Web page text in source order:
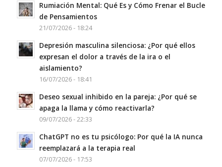
Rumiación Mental: Qué Es y Cómo Frenar el Bucle
de Pensamientos
21/07/2026 - 18:24
Depresión masculina silenciosa: ¿Por qué ellos
expresan el dolor a través de la ira o el
aislamiento?
16/07/2026 - 18:41
Deseo sexual inhibido en la pareja: ¿Por qué se
apaga la llama y cómo reactivarla?
09/07/2026 - 22:33
ChatGPT no es tu psicólogo: Por qué la IA nunca
reemplazará a la terapia real
07/07/2026 - 17:53